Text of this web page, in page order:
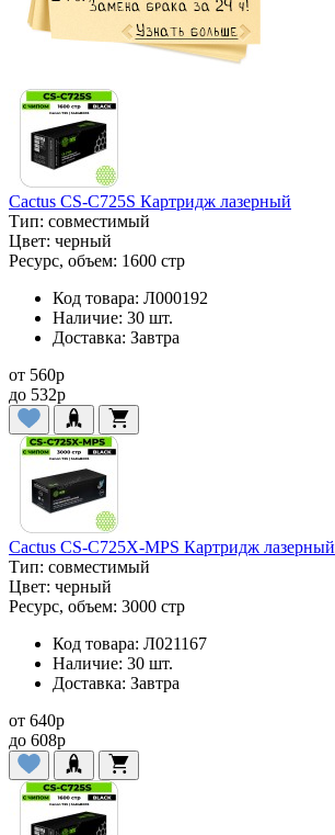
Cactus CS-C725S Картридж лазерный
Тип: совместимый
Цвет: черный
Ресурс, объем: 1600 стр
Код товара: Л000192
Наличие: 30 шт.
Доставка: Завтра
от 560p
до 532p
Cactus CS-C725X-MPS Картридж лазерный
Тип: совместимый
Цвет: черный
Ресурс, объем: 3000 стр
Код товара: Л021167
Наличие: 30 шт.
Доставка: Завтра
от 640p
до 608p